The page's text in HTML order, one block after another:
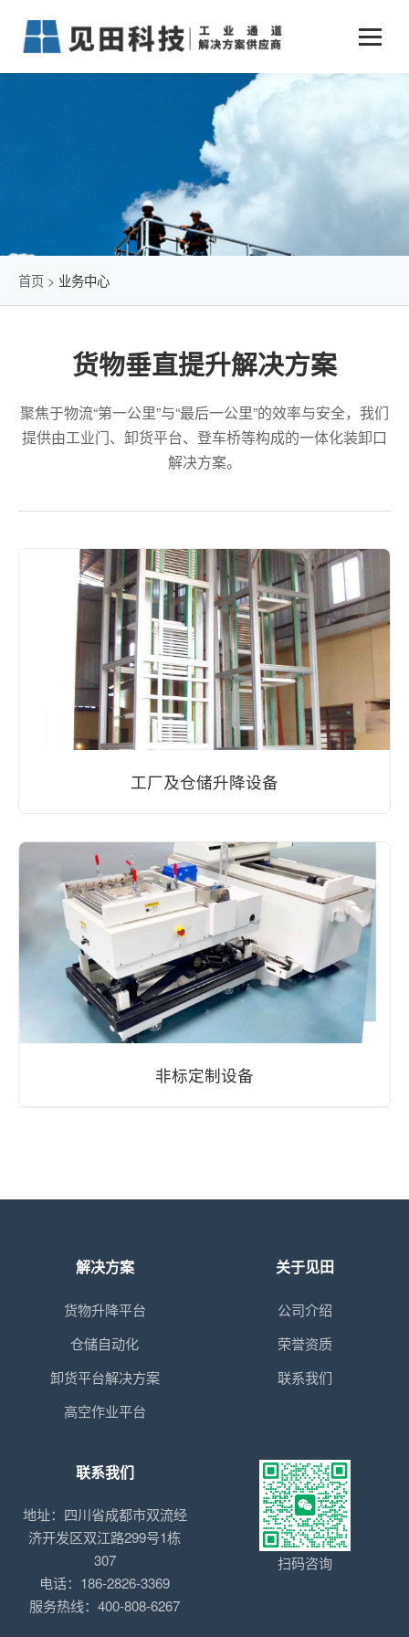
业务中心
仓储物流通道解决方案
智能立体库解决方案
简易升降机解决方案
新闻动态 +
传统仓储物流
石油化工行业
发展历程
联系我们
首页 > 业务中心
货物垂直提升解决方案
聚焦于物流“第一公里”与“最后一公里”的效率与安全，我们
提供由工业门、卸货平台、登车桥等构成的一体化装卸口
解决方案。
工厂及仓储升降设备
非标定制设备
解决方案
货物升降平台
仓储自动化
卸货平台解决方案
高空作业平台
关于见田
公司介绍
荣誉资质
联系我们
联系我们
地址：四川省成都市双流经
济开发区双江路299号1栋
307
电话：186-2826-3369
服务热线：400-808-6267
扫码咨询